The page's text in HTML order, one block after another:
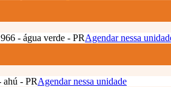
- água verde - PRAgendar nessa
ahú - PRAgendar nessa unidade